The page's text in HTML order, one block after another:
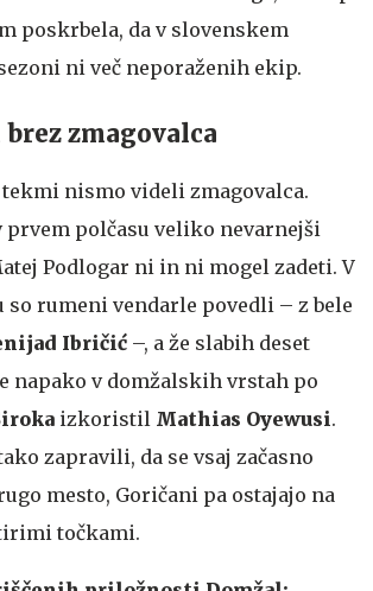
poskrbela, da v slovenskem
ni več neporaženih ekip.
zmagovalca
nismo videli zmagovalca.
prvem polčasu veliko nevarnejši
Podlogar ni in ni mogel zadeti. V
so rumeni vendarle povedli – z bele
Ibričić –, a že slabih deset
napako v domžalskih vrstah po
izkoristil Mathias Oyewusi.
zapravili, da se vsaj začasno
mesto, Goričani pa ostajajo na
točkami.